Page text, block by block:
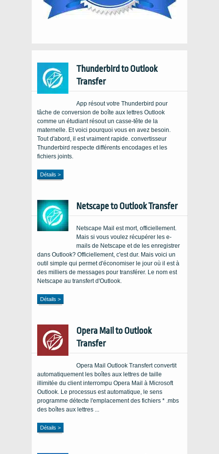
Thunderbird to Outlook
Transfer
App résout votre Thunderbird pour
tâche de conversion de boîte aux lettres Outlook
comme un étudiant résout un casse-tête de la
maternelle. Et voici pourquoi vous en avez besoin.
Tout d'abord, il est vraiment rapide. convertisseur
Thunderbird respecte différents encodages et les
fichiers joints.
Détails >
Netscape to Outlook Transfer
Netscape Mail est mort, officiellement.
Mais si vous voulez récupérer les e-
mails de Netscape et de les enregistrer
dans Outlook? Officiellement, c'est dur. Mais voici un
outil simple qui permet d'économiser le jour où il est à
des milliers de messages pour transférer. Le nom est
Netscape au transfert d'Outlook.
Détails >
Opera Mail to Outlook
Transfer
Opera Mail Outlook Transfert convertit
automatiquement les boîtes aux lettres de taille
illimitée du client interrompu Opera Mail à Microsoft
Outlook. Le processus est automatique, le sens
programme détecte l'emplacement des fichiers * .mbs
des boîtes aux lettres ...
Détails >